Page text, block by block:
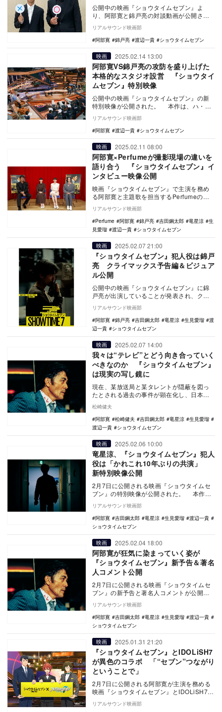
公開中の映画『ショウタイムセブン』よ
り、阿部寛と錦戸亮の対談動画が公開され
た。 本作は、ハ・ジョンウが主演、キ
ム・ビョンウが…
リアルサウンド映画部
阿部寛
錦戸亮 渡辺一貴 ショウタイムセブン
映画 2025.02.14 13:00
阿部寛VS錦戸亮の攻防を盛り上げた
本格的なスタジオ設営 『ショウタイ
ムセブン』特別映像
公開中の映画『ショウタイムセブン』の新
特別映像が公開された。 本作は、ハ・ジ
ョンウが主演、キム・ビョンウが監督を務
めた韓国映…
リアルサウンド映画部
阿部寛
渡辺一貴 ショウタイムセブン
映画 2025.02.11 08:00
阿部寛×Perfumeが撮影現場の違いを
語り合う 『ショウタイムセブン』イ
ンタビュー映像公開
映画『ショウタイムセブン』で主演を務め
る阿部寛と主題歌を担当するPerfumeの特
別映像が公開された。 本作は、ハ・ジョ
ンウ…
リアルサウンド映画部
Perfume
阿部寛 錦戸亮 吉田鋼太郎 竜星涼
生
見愛瑠
渡辺一貴 ショウタイムセブン
映画 2025.02.07 21:00
『ショウタイムセブン』犯人役は錦戸
亮 クライマックス予告編＆ビジュア
ル公開
公開中の映画『ショウタイムセブン』に錦
戸亮が出演していることが発表され、クラ
イマックス予告編とビジュアルが公開され
た。 本作…
リアルサウンド映画部
阿部寛
錦戸亮 吉田鋼太郎 竜星涼 生見愛瑠
渡
辺一貴
ショウタイムセブン
映画 2025.02.07 14:00
我々は“テレビ”とどう向き合っていく
べきなのか 『ショウタイムセブン』
は現実の写し鏡に
現在、某放送局と某タレントが隠蔽を図っ
たとされる過去の事件が顕在化し、日本中
できないような…
松崎健夫
阿部寛
松崎健夫 吉田鋼太郎 竜星涼
生見愛瑠
渡辺一貴
ショウタイムセブン
映画 2025.02.06 10:00
竜星涼、『ショウタイムセブン』犯人
役は「かれこれ10年ぶりの共演」
新特別映像公開
2月7日に公開される映画『ショウタイムセ
ブン』の特別映像が公開された。 本作
は、ハ・ジョンウが主演、キム・ビョンウ
が監督を務…
リアルサウンド映画部
阿部寛
吉田鋼太郎 竜星涼 生見愛瑠
渡辺一貴
ショウタイムセブン
映画 2025.02.04 18:00
阿部寛が狂気に染まっていく姿が
『ショウタイムセブン』新予告＆著名
人コメント公開
2月7日に公開される映画『ショウタイムセ
ブン』の新予告と著名人コメントが公開さ
れた。 本作は、ハ・ジョンウが主演、キ
ム・ビョ…
リアルサウンド映画部
阿部寛
吉田鋼太郎 竜星涼 生見愛瑠
渡辺一貴
ショウタイムセブン
映画 2025.01.31 21:20
『ショウタイムセブン』とIDOLiSH7
が異色のコラボ 「“セブン”つながり
ということで」
2月7日に公開される阿部寛が主演を務める
映画『ショウタイムセブン』とIDOLiSH7の
コラボビジュアルが公開された。 本作
は…
リアルサウンド映画部